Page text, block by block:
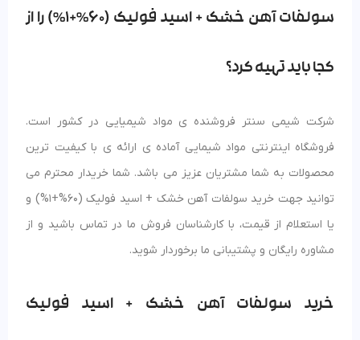
سولفات آهن خشک + اسید فولیک (60%+1%) را از
کجا باید تهیه کرد؟
شرکت شیمی سنتر فروشنده ی مواد شیمیایی در کشور است.
فروشگاه اینترنتی مواد شیمایی آماده ی ارائه ی با کیفیت ترین
محصولات به شما مشتریان عزیز می باشد. شما خریدار محترم می
توانید جهت خرید سولفات آهن خشک + اسید فولیک (60%+1%) و
یا استعلام از قیمت، با کارشناسان فروش ما در تماس باشید و از
مشاوره رایگان و پشتیبانی ما برخوردار شوید.
خرید سولفات آهن خشک + اسید فولیک